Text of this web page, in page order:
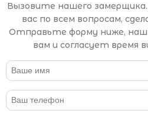
Вызовите нашего
вас по всем вопросам,
Отправьте форму ниже,
вам и согласует время